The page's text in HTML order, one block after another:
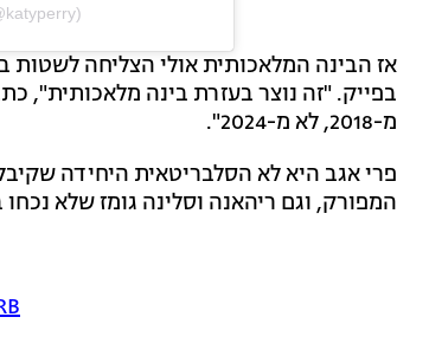
אז הבינה המלאכותית אולי הצליחה לשטות
בפייק. "זה נוצר בעזרת בינה מלאכותית",
מ-2018, לא מ-2024".
המפורק, וגם ריהאנה וסלינה גומז שלא